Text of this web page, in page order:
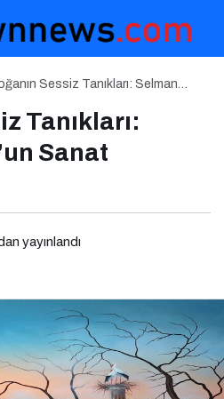
Sessiz Tanıkları: Selman
Tanıkları:
Sanat
yayınlandı
Sanatçılarla Kültür ve Sanat